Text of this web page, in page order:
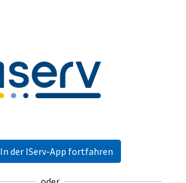
In der IServ-App fortfahren